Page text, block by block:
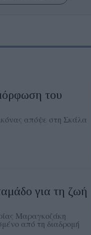
του
απόψε στη Σκάλα
για τη ζωή
Μαραγκοζάκη
από τη διαδρομή